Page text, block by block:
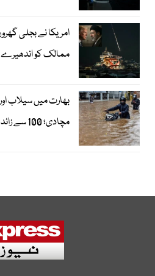
امریکا نے بجلی
ممالک کو اندھیرے
بھارت میں سیلاب
مچادی؛ 100 سے زائد ہلاکتیں